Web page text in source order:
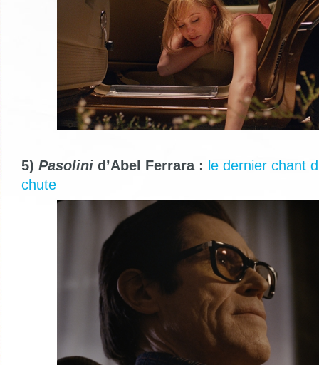
5) Pasolini d’Abel Ferrara : le dernier chant
chute